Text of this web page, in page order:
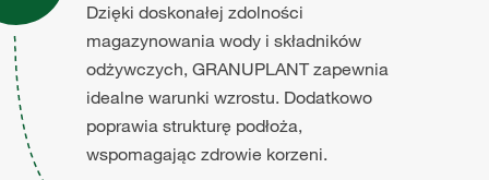
Dzięki doskonałej zdolności
magazynowania wody i składników
odżywczych, GRANUPLANT zapewnia
idealne warunki wzrostu. Dodatkowo
poprawia strukturę podłoża,
wspomagając zdrowie korzeni.